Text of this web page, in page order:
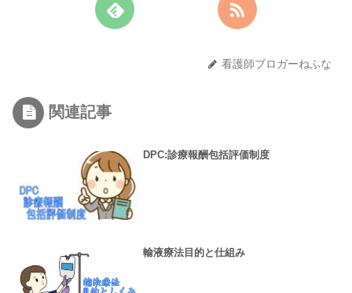
看護師ブロガーねふな
関連記事
DPC:診療報酬包括評価制度
輸液療法目的と仕組み